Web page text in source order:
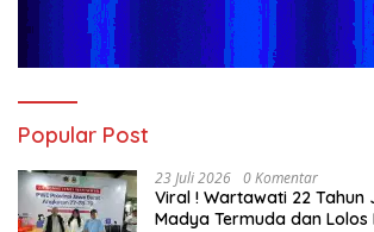
Popular Post
23 Juli 2026 0 Komentar
Viral ! Wartawati 22 Tahun
Madya Termuda dan Lolos